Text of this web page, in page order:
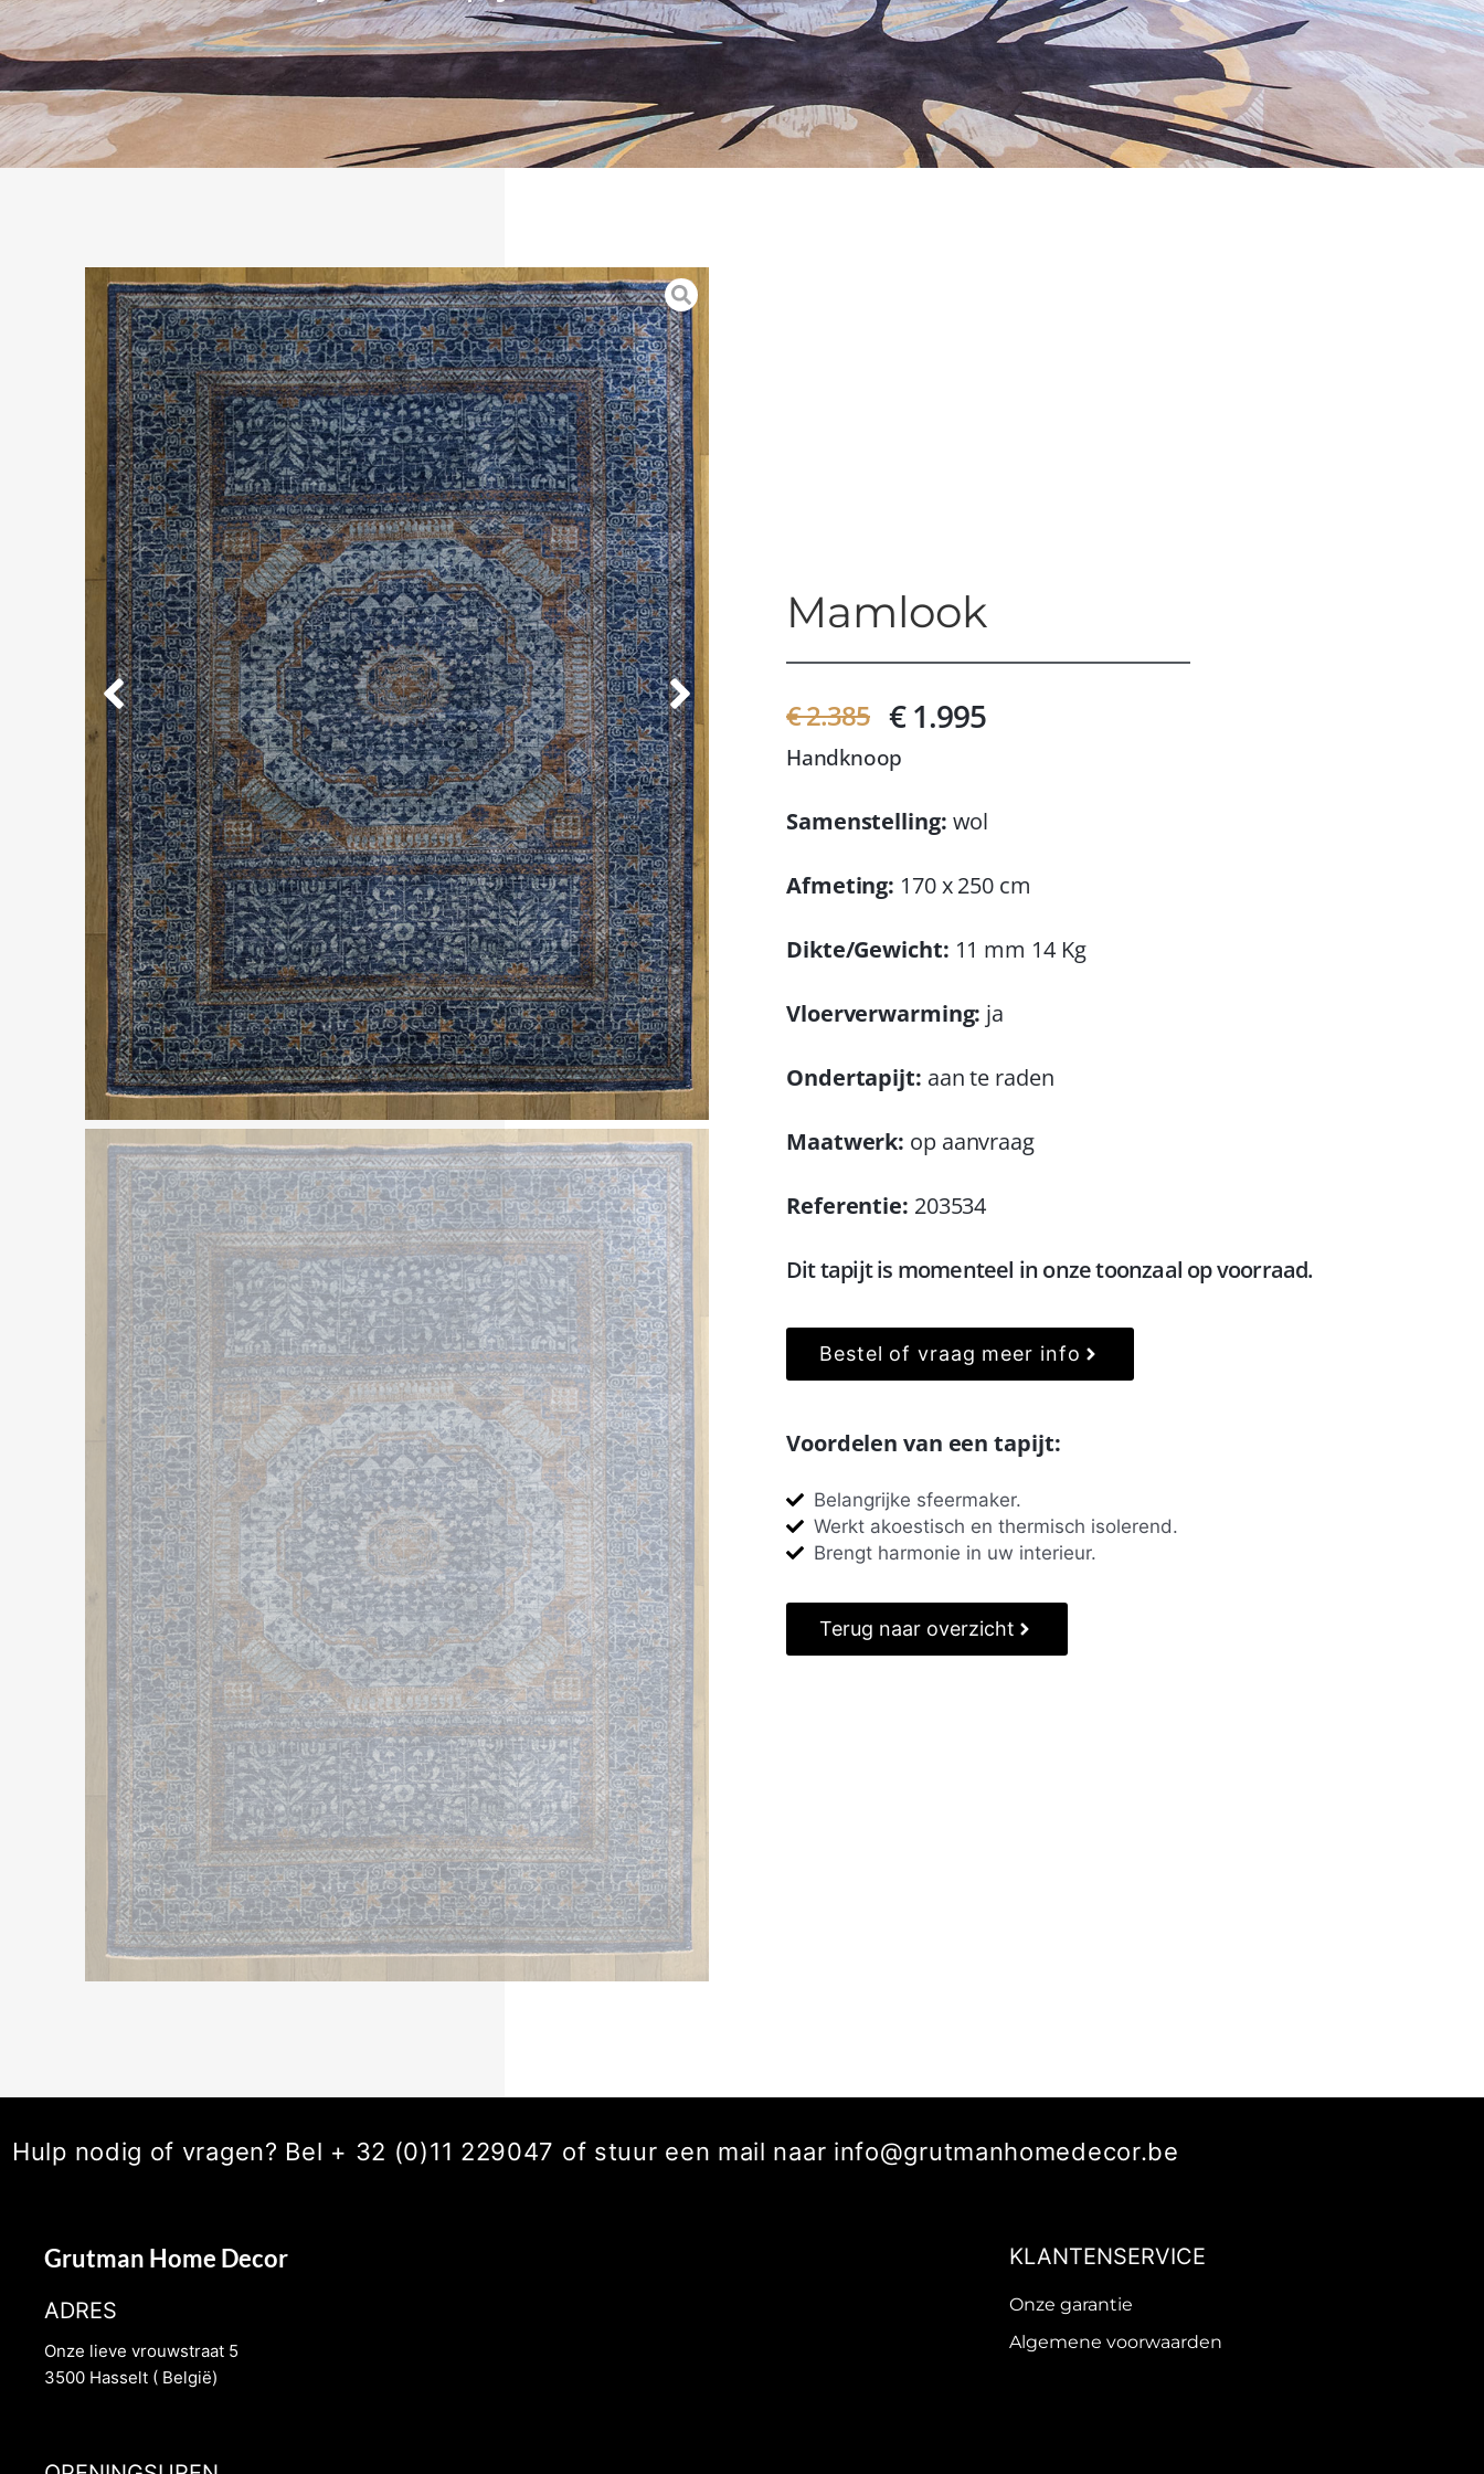
Mamlook
€ 2.385 € 1.995
Handknoop
Samenstelling: wol
Afmeting: 170 x 250 cm
Dikte/Gewicht: 11 mm 14 Kg
Vloerverwarming: ja
Ondertapijt: aan te raden
Maatwerk: op aanvraag
Referentie: 203534
Dit tapijt is momenteel in onze toonzaal op voorraad.
Bestel of vraag meer info
Voordelen van een tapijt:
Belangrijke sfeermaker.
Werkt akoestisch en thermisch isolerend.
Brengt harmonie in uw interieur.
Terug naar overzicht
Hulp nodig of vragen? Bel + 32 (0)11 229047 of stuur een mail naar info@grutmanhomedecor.be
Grutman Home Decor
ADRES
Onze lieve vrouwstraat 5
3500 Hasselt ( België)
KLANTENSERVICE
Onze garantie
Algemene voorwaarden